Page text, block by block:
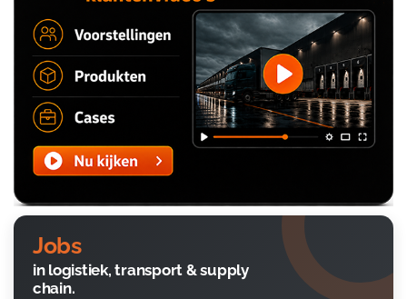
Jobs
in logistiek, transport & supply
chain.